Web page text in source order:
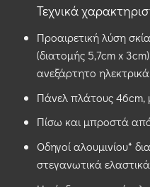
Τεχνικά
Προαιρετική λύση
(διατομής 5,7cm x
ανεξάρτητο
Πάνελ πλάτους 46cm,
Πίσω και μπροστά από
Οδηγοί αλουμινίου*
στεγανωτικά